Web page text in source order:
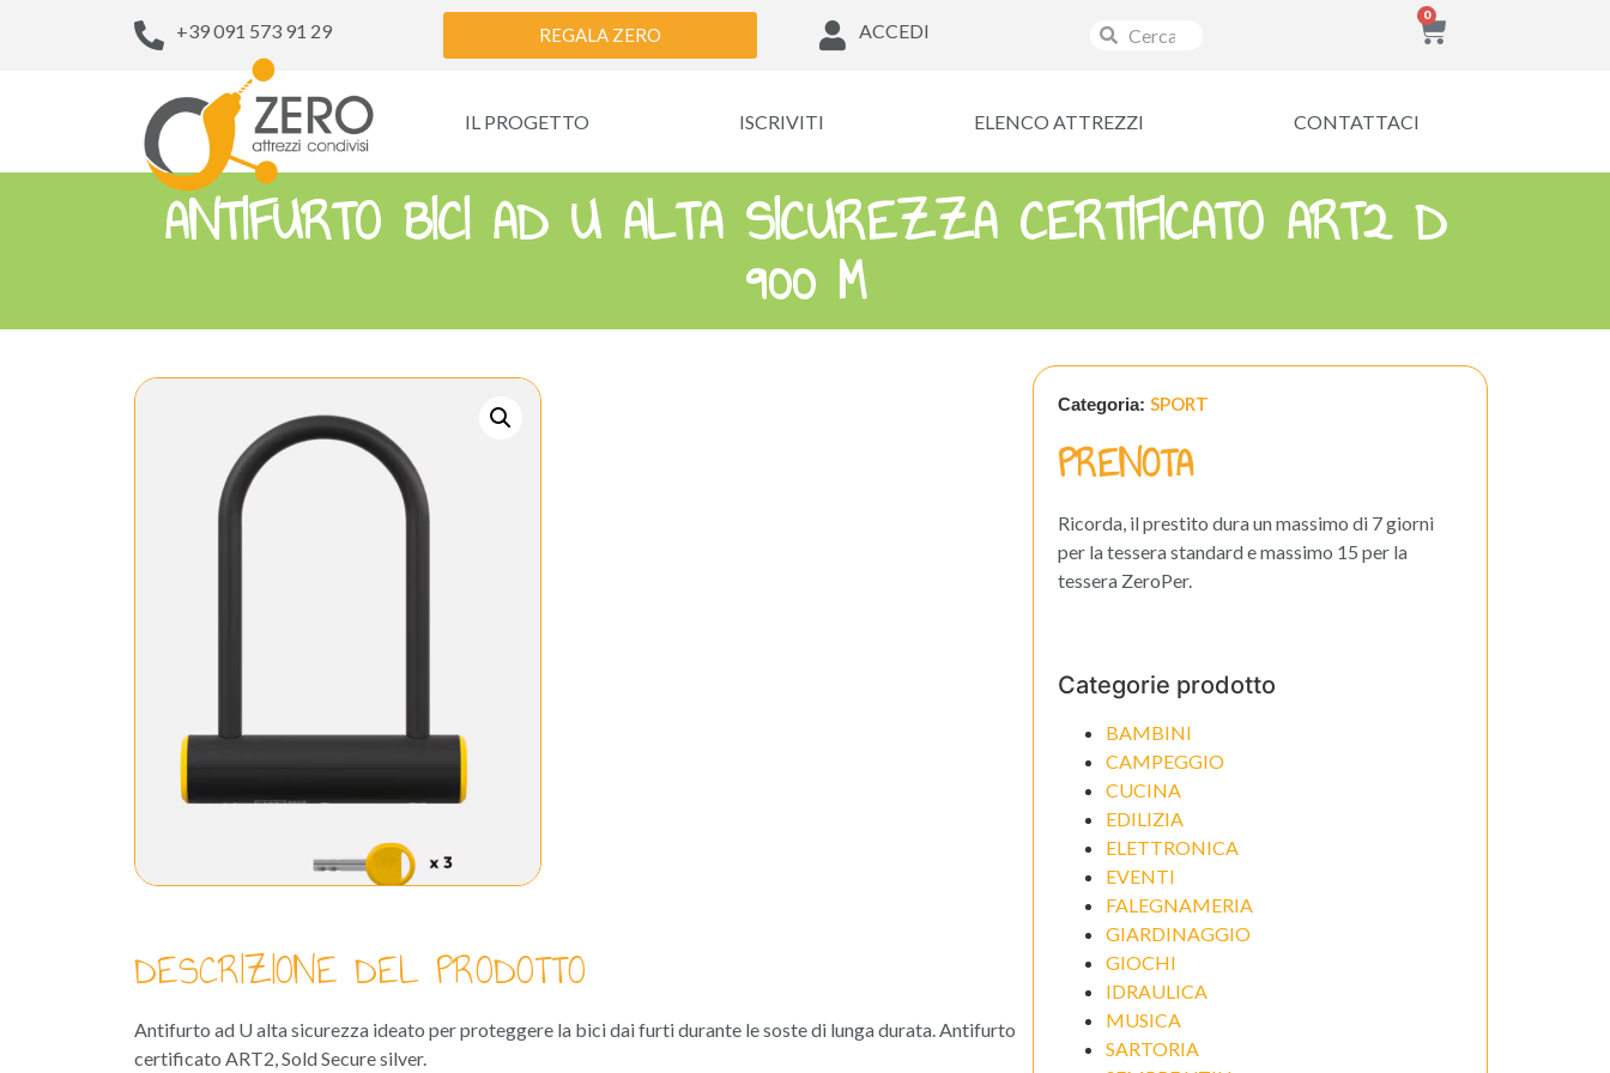
+39 091 573 91 29 REGALA ZERO ACCEDI
0
IL PROGETTO ISCRIVITI ELENCO ATTREZZI CONTATTACI
ANTIFURTO BICI AD U ALTA SICUREZZA CERTIFICATO ART2 D
900 M
DESCRIZIONE DEL PRODOTTO
Antifurto ad U alta sicurezza ideato per proteggere la bici dai furti durante le soste di lunga durata. Antifurto
certificato ART2, Sold Secure silver.
Categoria: SPORT
PRENOTA
Ricorda, il prestito dura un massimo di 7 giorni
per la tessera standard e massimo 15 per la
tessera ZeroPer.
Categorie prodotto
BAMBINI
CAMPEGGIO
CUCINA
EDILIZIA
ELETTRONICA
EVENTI
FALEGNAMERIA
GIARDINAGGIO
GIOCHI
IDRAULICA
MUSICA
SARTORIA